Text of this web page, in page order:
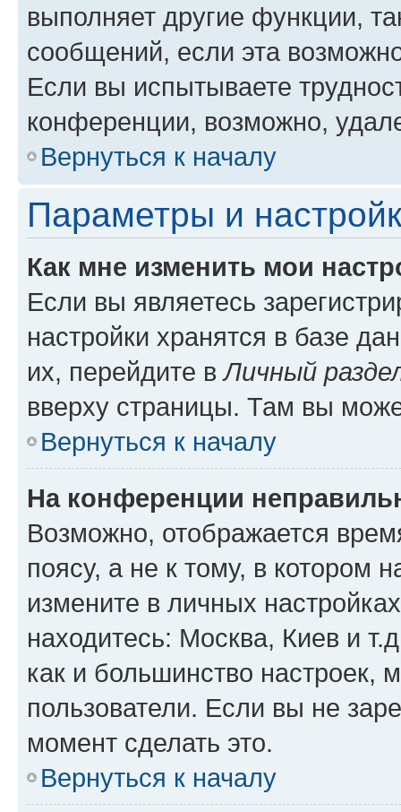
выполняет другие функции,
сообщений, если эта
Если вы испытываете
конференции, возможно,
Вернуться к началу
Параметры и
Как мне изменить мои
Если вы являетесь
настройки хранятся в базе
их, перейдите вЛичный
вверху страницы. Там вы
Вернуться к началу
На конференции
Возможно, отображается
поясу, а не к тому, в котором
измените в личных
находитесь: Москва, Киев и
как и большинство настроек,
пользователи. Если вы не
момент сделать это.
Вернуться к началу